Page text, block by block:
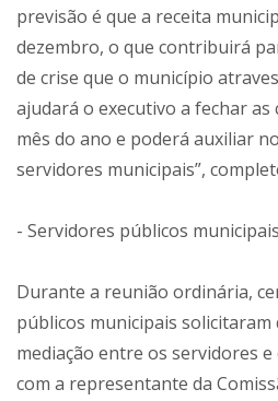
previsão é que a receita
dezembro, o que contribuirá
de crise que o município
ajudará o executivo a fechar
mês do ano e poderá auxiliar
servidores municipais”,
- Servidores públicos
Durante a reunião ordinária,
públicos municipais solicitaram
mediação entre os servidores e
com a representante da